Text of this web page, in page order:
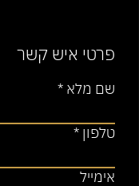
פרטי איש קשר
שם מלא
טלפון
אימייל